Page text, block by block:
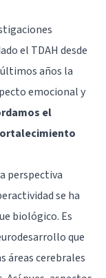
el TDAH desde
años la
emocional y
el
perspectiva
se ha
biológico. Es
que
áreas cerebrales